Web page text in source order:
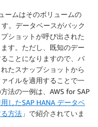
ームはそのボリュームの
。データベースがバック
ショットが呼び出された
す。ただし、既知のデー
ことになりますので、バ
たスナップショットから
イルを適用することで一
法の一例は、AWS for SAP
したSAP HANA データベ
方法 」で紹介されていま